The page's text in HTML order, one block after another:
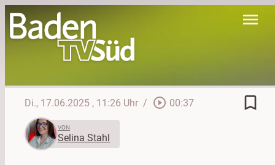
menu
Di., 17.06.2025 , 11:26 Uhr / play_circle_outline 00:37 bookmark_border
VON
Selina Stahl